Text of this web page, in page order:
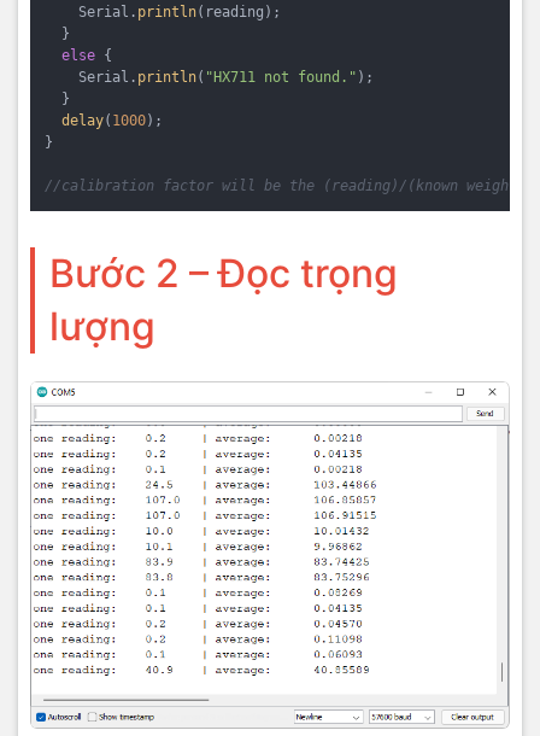
    Serial.
println(reading);
  }
else {
    Serial.
println( "HX711 not found." );
  }
delay( 1000);
}
//calibration factor will be the (reading)/(known weight)
Bước 2 – Đọc trọng
lượng